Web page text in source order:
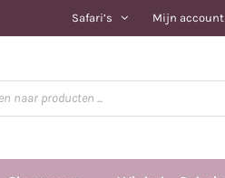
Safari’s Mijn account